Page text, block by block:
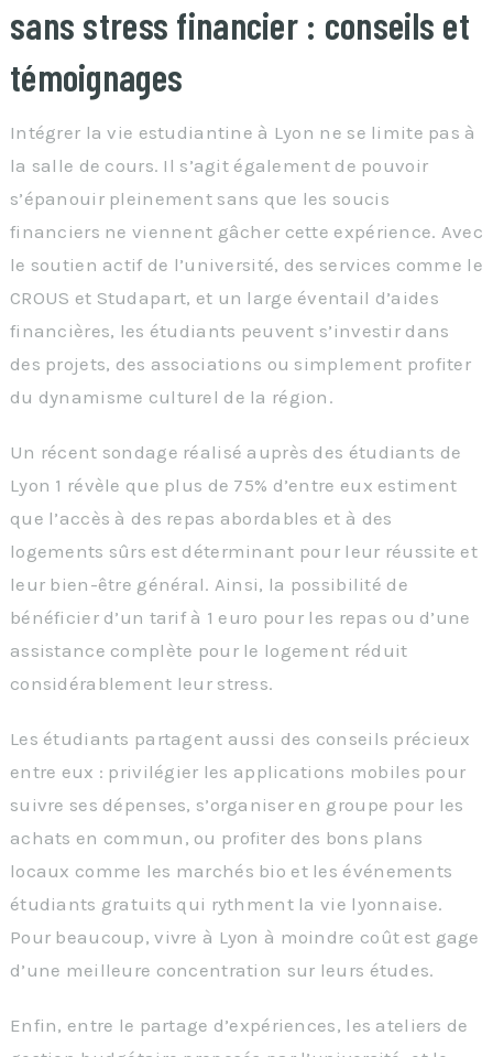
sans stress financier : conseils et
témoignages
Intégrer la vie estudiantine à Lyon ne se limite pas à
la salle de cours. Il s’agit également de pouvoir
s’épanouir pleinement sans que les soucis
financiers ne viennent gâcher cette expérience. Avec
le soutien actif de l’université, des services comme le
CROUS et Studapart, et un large éventail d’aides
financières, les étudiants peuvent s’investir dans
des projets, des associations ou simplement profiter
du dynamisme culturel de la région.
Un récent sondage réalisé auprès des étudiants de
Lyon 1 révèle que plus de 75% d’entre eux estiment
que l’accès à des repas abordables et à des
logements sûrs est déterminant pour leur réussite et
leur bien-être général. Ainsi, la possibilité de
bénéficier d’un tarif à 1 euro pour les repas ou d’une
assistance complète pour le logement réduit
considérablement leur stress.
Les étudiants partagent aussi des conseils précieux
entre eux : privilégier les applications mobiles pour
suivre ses dépenses, s’organiser en groupe pour les
achats en commun, ou profiter des bons plans
locaux comme les marchés bio et les événements
étudiants gratuits qui rythment la vie lyonnaise.
Pour beaucoup, vivre à Lyon à moindre coût est gage
d’une meilleure concentration sur leurs études.
Enfin, entre le partage d’expériences, les ateliers de